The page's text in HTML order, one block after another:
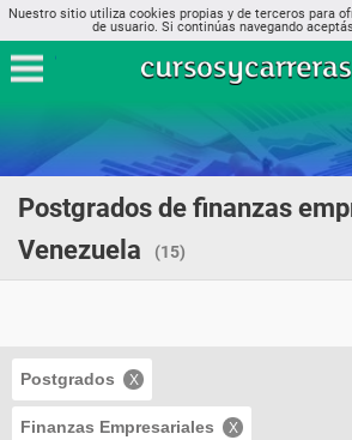
Nuestro sitio utiliza cookies propias y de terceros para
de usuario. Si continúas navegando
Postgrados de finanzas
Venezuela
(15)
Postgrados
Finanzas Empresariales